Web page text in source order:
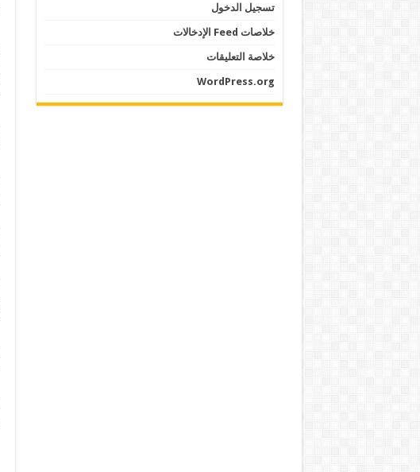
تسجيل الدخول
خلاصات Feed الإدخالات
خلاصة التعليقات
WordPress.org